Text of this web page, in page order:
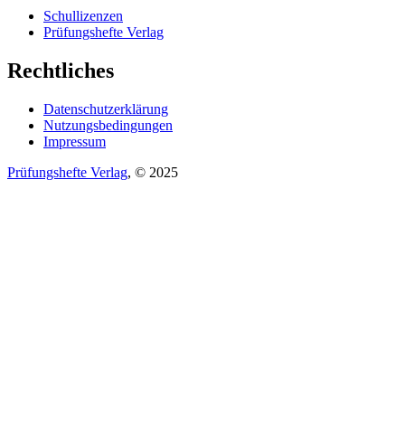
Schullizenzen
Prüfungshefte Verlag
Rechtliches
Datenschutzerklärung
Nutzungsbedingungen
Impressum
Prüfungshefte Verlag, © 2025